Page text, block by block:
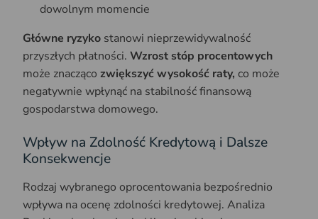
dowolnym momencie
Główne ryzyko stanowi nieprzewidywalność
przyszłych płatności. Wzrost stóp procentowych
może znacząco zwiększyć wysokość raty, co może
negatywnie wpłynąć na stabilność finansową
gospodarstwa domowego.
Wpływ na Zdolność Kredytową i Dalsze
Konsekwencje
Rodzaj wybranego oprocentowania bezpośrednio
wpływa na ocenę zdolności kredytowej. Analiza